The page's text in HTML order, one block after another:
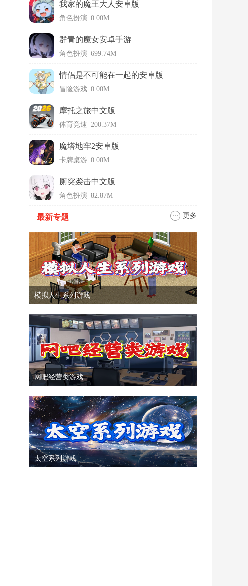
我家的魔王大人安卓版
角色扮演 0.00M
群青的魔女安卓手游
角色扮演 699.74M
情侣是不可能在一起的安卓版
冒险游戏 0.00M
摩托之旅中文版
体育竞速 200.37M
魔塔地牢2安卓版
卡牌桌游 0.00M
厕突袭击中文版
角色扮演 82.87M
最新专题 更多
模拟人生系列游戏
网吧经营类游戏
太空系列游戏